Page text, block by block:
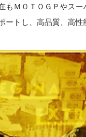
もＭＯＴＯＧＰやス
ートし、高品質、高性